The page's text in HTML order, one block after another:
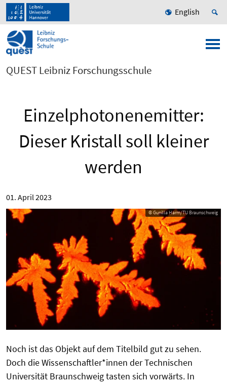
English
QUEST Leibniz Forschungsschule
Einzelphotonenemitter:
Dieser Kristall soll kleiner
werden
01. April 2023
© Gunilla Harm/TU Braunschweig
Noch ist das Objekt auf dem Titelbild gut zu sehen.
Doch die Wissenschaftler*innen der Technischen
Universität Braunschweig tasten sich vorwärts. In